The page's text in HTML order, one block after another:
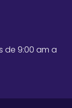
de 9:00 am a